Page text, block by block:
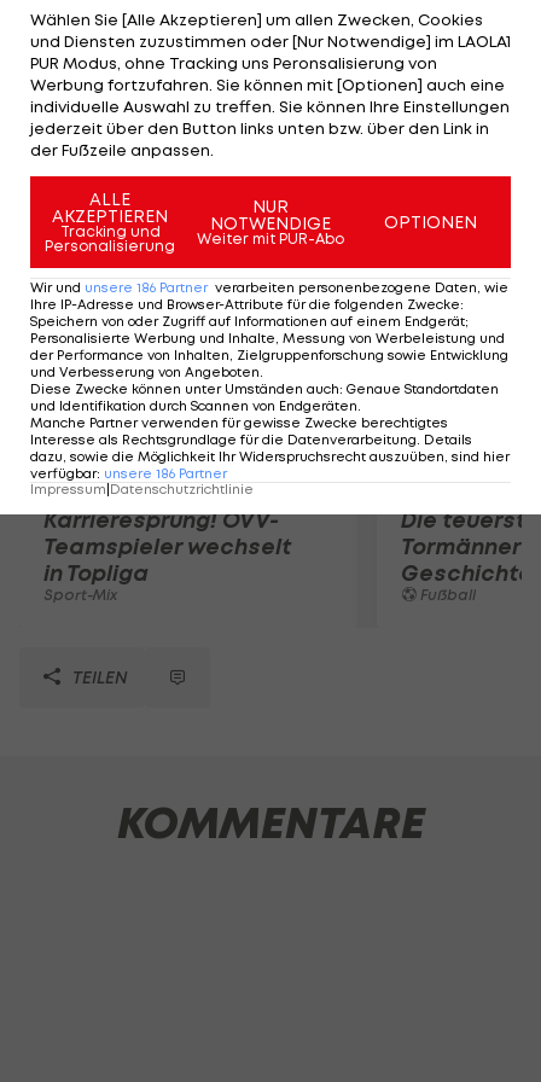
hatte. Doch Titelverteidiger Reto Schoch kann
nach zwischenzeitlichen Problemen Boden gut
machen und kommt bei der 9. Time-Station bis
auf 10 Kilometer an Strasser heran. Gerald Bauer
und Gerhard Gulewicz liegen auf den Rängen fünf
und sechs.
Mehr zum Thema
Karrieresprung! ÖVV-
Teamspieler wechselt
in Topliga
Sport-Mix
Die
Tormänner
Geschichte
Fußball
TEILEN
KOMMENTARE
Wählen Sie [Alle Akzeptieren] um allen Zwecken, Cookies
und Diensten zuzustimmen oder [Nur Notwendige] im LAOLA1
PUR Modus, ohne Tracking uns Peronsalisierung von
Werbung fortzufahren. Sie können mit [Optionen] auch eine
individuelle Auswahl zu treffen. Sie können Ihre Einstellungen
jederzeit über den Button links unten bzw. über den Link in
der Fußzeile anpassen.
ALLE
AKZEPTIEREN
Tracking und
Personalisierung
NUR
NOTWENDIGE
Weiter mit PUR-Abo
OPTIONEN
Wir und unsere 186 Partner verarbeiten personenbezogene Daten, wie
Ihre IP-Adresse und Browser-Attribute für die folgenden Zwecke:
Speichern von oder Zugriff auf Informationen auf einem Endgerät;
Personalisierte Werbung und Inhalte, Messung von Werbeleistung und
der Performance von Inhalten, Zielgruppenforschung sowie Entwicklung
und Verbesserung von Angeboten.
Diese Zwecke können unter Umständen auch: Genaue Standortdaten
und Identifikation durch Scannen von Endgeräten.
Manche Partner verwenden für gewisse Zwecke berechtigtes
Interesse als Rechtsgrundlage für die Datenverarbeitung. Details
dazu, sowie die Möglichkeit Ihr Widerspruchsrecht auszuüben, sind hier
verfügbar: unsere 186 Partner
Impressum Datenschutzrichtlinie